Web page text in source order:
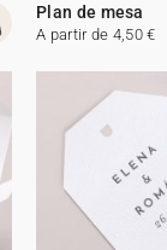
Plan de mesa
A partir de 4,50 €